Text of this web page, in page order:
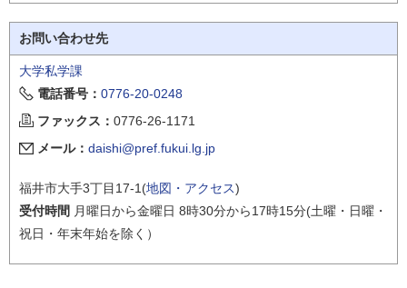
お問い合わせ先
大学私学課
電話番号： 0776-20-0248
ファックス： 0776-26-1171
メール： daishi@pref.fukui.lg.jp
福井市大手3丁目17-1(地図・アクセス)
受付時間 月曜日から金曜日 8時30分から17時15分(土曜・日曜・
祝日・年末年始を除く）